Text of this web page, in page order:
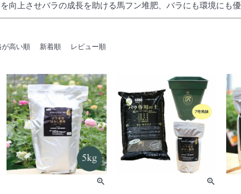
向上させバラの成長を助ける馬フン堆肥、バラにも環境にも
が高い順 新着順 レビュー順